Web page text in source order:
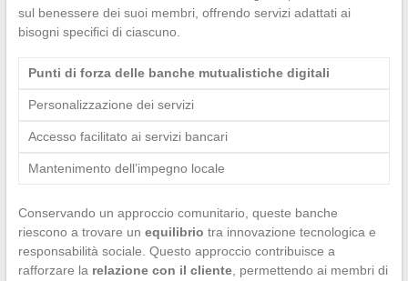
sul benessere dei suoi membri, offrendo servizi adattati ai
bisogni specifici di ciascuno.
Punti di forza delle banche mutualistiche digitali
Personalizzazione dei servizi
Accesso facilitato ai servizi bancari
Mantenimento dell’impegno locale
Conservando un approccio comunitario, queste banche
riescono a trovare un equilibrio tra innovazione tecnologica e
responsabilità sociale. Questo approccio contribuisce a
rafforzare la relazione con il cliente, permettendo ai membri di